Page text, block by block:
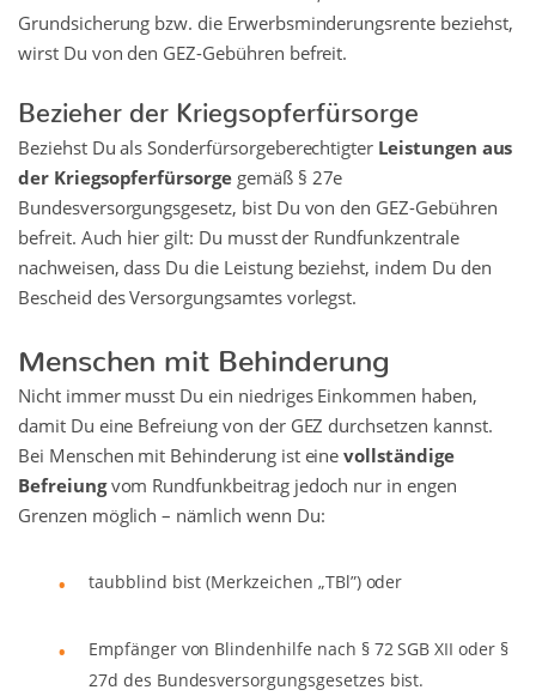
Grundsicherung bzw. die Erwerbsminderungsrente beziehst,
wirst Du von den GEZ-Gebühren befreit.
Bezieher der Kriegsopferfürsorge
Beziehst Du als Sonderfürsorgeberechtigter Leistungen aus
der Kriegsopferfürsorgegemäß § 27e
Bundesversorgungsgesetz, bist Du von den GEZ-Gebühren
befreit. Auch hier gilt: Du musst der Rundfunkzentrale
nachweisen, dass Du die Leistung beziehst, indem Du den
Bescheid des Versorgungsamtes vorlegst.
Menschen mit Behinderung
Nicht immer musst Du ein niedriges Einkommen haben,
damit Du eine Befreiung von der GEZ durchsetzen kannst.
Bei Menschen mit Behinderung ist einevollständige
Befreiungvom Rundfunkbeitrag jedoch nur in engen
Grenzen möglich – nämlich wenn Du:
taubblind bist (Merkzeichen „TBl”) oder
Empfänger von Blindenhilfe nach § 72 SGB XII oder §
27d des Bundesversorgungsgesetzes bist.